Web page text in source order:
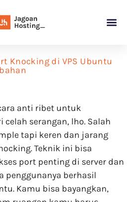
Knocking di VPS Ubuntu
anti ribet untuk
celah serangan, lho. Salah
tapi keren dan jarang
Teknik ini bisa
port penting di server dan
penggunanya berhasil
Kamu bisa bayangkan,